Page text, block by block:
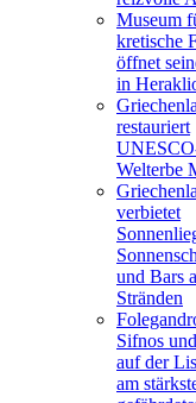
Museum
kretische
öffnet
in
restauriert
Welterbe
verbietet
und Bars
Stränden
Sifnos
auf der
am